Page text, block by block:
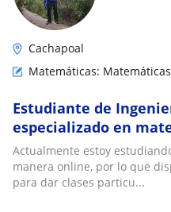
Cachapoal
Matemáticas:
Estudiante de
especializado en
enseñanza básica y
Actualmente estoy
manera online, por lo que
para dar clases particu...